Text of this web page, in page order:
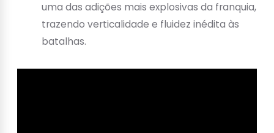
uma das adições mais explosivas da franquia,
trazendo verticalidade e fluidez inédita às
batalhas.